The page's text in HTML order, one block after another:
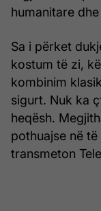
humanitare
Sa i përket
kostum të zi,
kombinim
sigurt. Nuk ka
heqësh.
pothuajse në
transmeton